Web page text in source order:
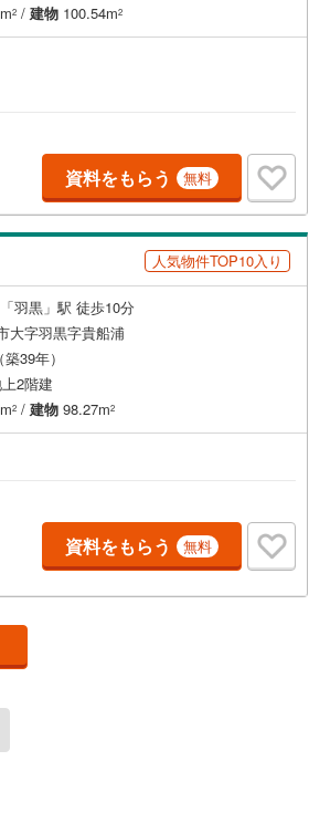
2 / 建物 100.54m2
資料をもらう 無料
人気物件TOP10入り
羽黒」駅 徒歩10分
大字羽黒字貴船浦
39年）
2階建
2 / 建物 98.27m2
資料をもらう 無料